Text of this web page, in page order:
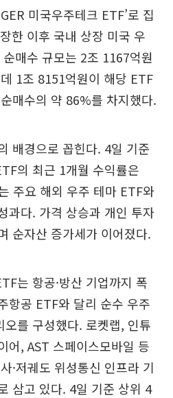
미국우주테크 ETF’로 집
한 이후 국내 상장 미국 우
매수 규모는 2조 1167억원
1조 8151억원이 해당 ETF
매수의 약 86%를 차지했다.
배경으로 꼽힌다. 4일 기준
의 최근 1개월 수익률은
주요 해외 우주 테마 ETF와
과다. 가격 상승과 개인 투자
순자산 증가세가 이어졌다.
는 항공·방산 기업까지 폭
항공 ETF와 달리 순수 우주
를 구성했다. 로켓랩, 인튜
어, AST 스페이스모바일 등
·저궤도 위성통신 인프라 기
삼고 있다. 4일 기준 상위 4